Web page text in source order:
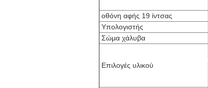
οθόνη αφής 19 ίντσας
Υπολογιστής
Σώμα χάλυβα
Επιλογές υλικού